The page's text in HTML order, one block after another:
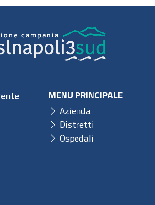
MENU PRINCIPALE
Azienda
Distretti
Ospedali